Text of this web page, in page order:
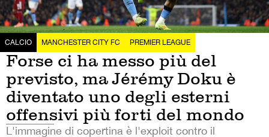
CALCIO MANCHESTER CITY FC PREMIER LEAGUE
Forse ci ha messo più del
previsto, ma Jérémy Doku è
diventato uno degli esterni
offensivi più forti del mondo
L'immagine di copertina è l'exploit contro il